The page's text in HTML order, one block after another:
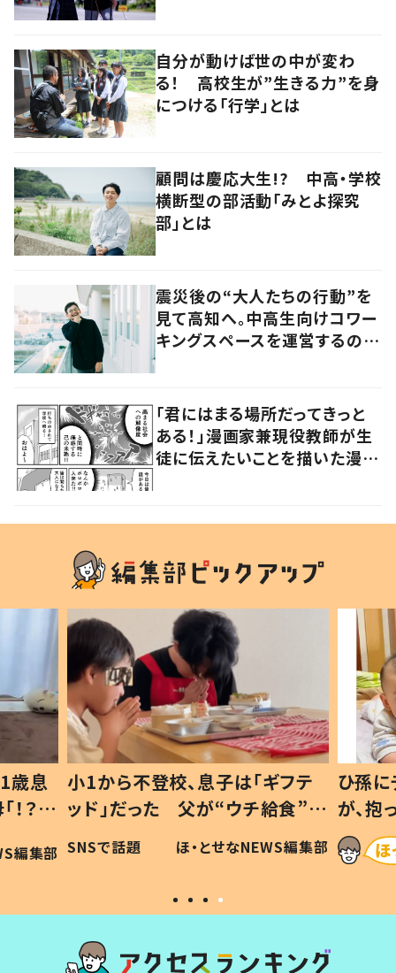
自分が動けば世の中が変わ
る！ 高校生が”生きる力”を身
につける「行学」とは
顧問は慶応大生!? 中高・学校
横断型の部活動「みとよ探究
部」とは
震災後の“大人たちの行動”を
見て高知へ。中高生向けコワー
キングスペースを運営するのは
「君にはまる場所だってきっと
ある！」漫画家兼現役教師が生
徒に伝えたいことを描いた漫画
フテ
食”を
編集部
ひ孫にデレデレな80歳じいじ
が、抱っこすると…ひ孫の反応に
「涙が出ました」「可愛くて仕方な
い」
ほ・とせなNEWS編集部